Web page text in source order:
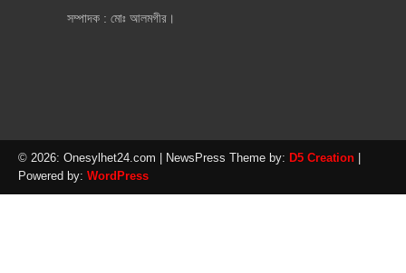
সম্পাদক : মোঃ আলমগীর।
© 2026: Onesylhet24.com | NewsPress Theme by: D5 Creation
Powered by: WordPress